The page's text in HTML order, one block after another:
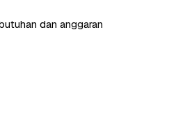
dan anggaran